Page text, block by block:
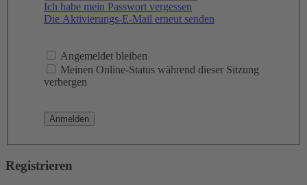
Ich habe mein Passwort vergessen
Die Aktivierungs-E-Mail erneut senden
Angemeldet bleiben
Meinen Online-Status während dieser Sitzung
verbergen
Registrieren